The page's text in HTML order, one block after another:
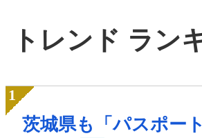
トレンド ラン
茨城県も「パスポー